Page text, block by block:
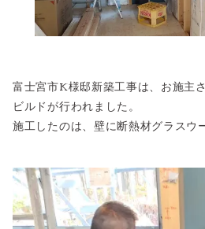
富士宮市K様邸新築工事は、お施主
ビルドが行われました。
施工したのは、壁に断熱材グラスウ